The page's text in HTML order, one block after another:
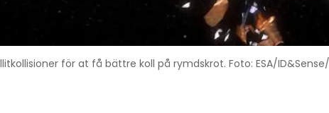
för at få bättre koll på rymdskrot. Foto: ESA/ID&Sense/